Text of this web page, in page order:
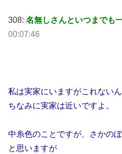
308: 名無しさんといつまでも
00:07:46
私は実家にいますがこれないん
ちなみに実家は近いですよ。
中 糸色のことですが、さかの
と思いますが